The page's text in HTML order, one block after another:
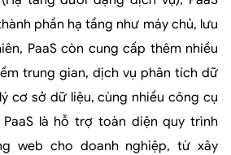
phần hạ tầng như máy chủ, lưu
PaaS còn cung cấp thêm nhiều
trung gian, dịch vụ phân tích dữ
cơ sở dữ liệu, cùng nhiều công cụ
là hỗ trợ toàn diện quy trình
web cho doanh nghiệp, từ xây